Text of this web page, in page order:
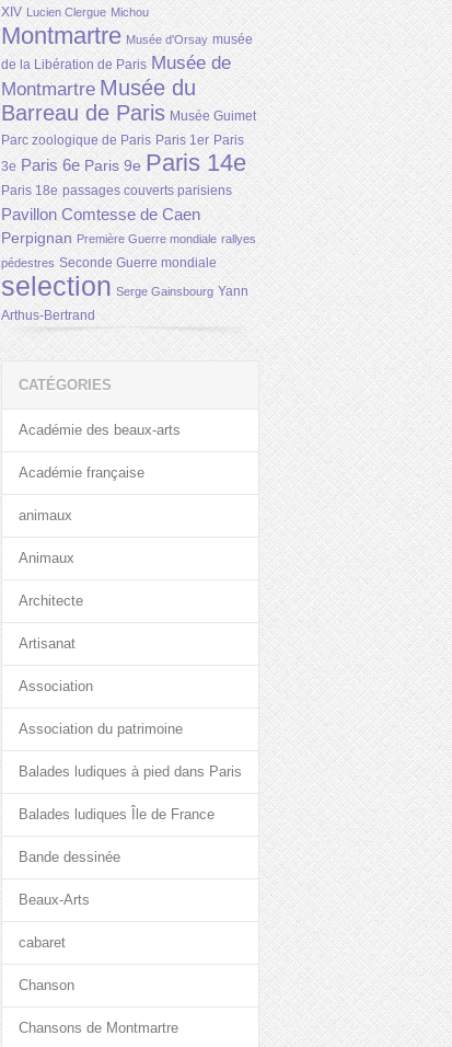
XIV Lucien Clergue Michou
Montmartre Musée d'Orsay musée
de la Libération de Paris Musée de
Montmartre Musée du
Barreau de Paris Musée Guimet
Parc zoologique de Paris Paris 1er Paris
3e Paris 6e Paris 9e Paris 14e
Paris 18e passages couverts parisiens
Pavillon Comtesse de Caen
Perpignan Première Guerre mondiale rallyes
pédestres Seconde Guerre mondiale
selection Serge Gainsbourg Yann
Arthus-Bertrand
CATÉGORIES
Académie des beaux-arts
Académie française
animaux
Animaux
Architecte
Artisanat
Association
Association du patrimoine
Balades ludiques à pied dans Paris
Balades ludiques Île de France
Bande dessinée
Beaux-Arts
cabaret
Chanson
Chansons de Montmartre